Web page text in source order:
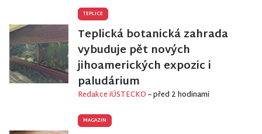
TEPLICE
Teplická botanická zahrada
vybuduje pět nových
jihoamerických expozic i
paludárium
Redakce iÚSTECKO– před 2 hodinami
MAGAZIN